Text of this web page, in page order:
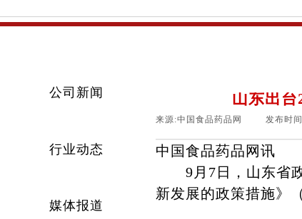
公司新闻 山东出台
来源:中国食品药品网 发布时
中国食品药品网讯
9月7日，山东省政
新发展的政策措施》
行业动态
媒体报道